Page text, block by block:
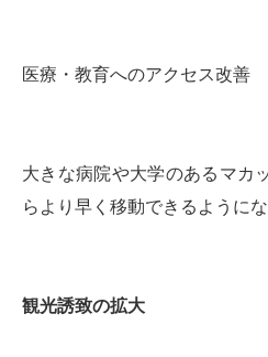
医療・教育へのアクセス改善
大きな病院や大学のあるマカ
らより早く移動できるようにな
観光誘致の拡大